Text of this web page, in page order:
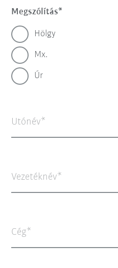
Megszólítás
Hölgy
Mx.
Úr
Utónév
Vezetéknév
Cég